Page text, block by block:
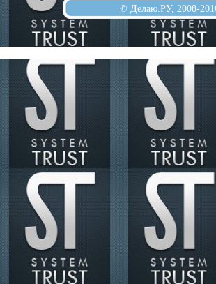
© Делаю.РУ, 2008-